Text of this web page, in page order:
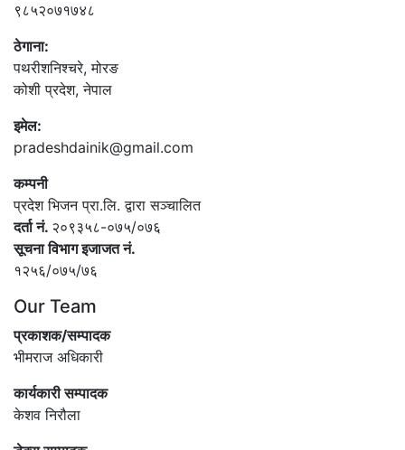
९८५२०७१७४८
ठेगाना:
पथरीशनिश्‍चरे, मोरङ
कोशी प्रदेश, नेपाल
इमेल:
pradeshdainik@gmail.com
कम्पनी
प्रदेश भिजन प्रा.लि. द्वारा सञ्‍चालित
दर्ता नं. २०९३५८-०७५/०७६
सूचना विभाग इजाजत नं.
१२५६/०७५/७६
Our Team
प्रकाशक/सम्पादक
भीमराज अधिकारी
कार्यकारी सम्पादक
केशव निरौला